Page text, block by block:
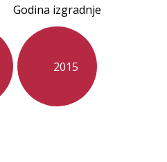
Godina izgradnje
2015